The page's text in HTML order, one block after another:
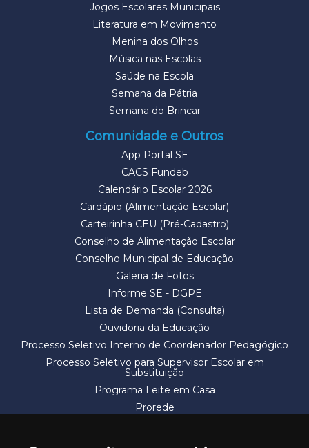
Jogos Escolares Municipais
Literatura em Movimento
Menina dos Olhos
Música nas Escolas
Saúde na Escola
Semana da Pátria
Semana do Brincar
Comunidade e Outros
App Portal SE
CACS Fundeb
Calendário Escolar 2026
Cardápio (Alimentação Escolar)
Carteirinha CEU (Pré-Cadastro)
Conselho de Alimentação Escolar
Conselho Municipal de Educação
Galeria de Fotos
Informe SE - DGPE
Lista de Demanda (Consulta)
Ouvidoria da Educação
Processo Seletivo Interno de Coordenador Pedagógico
Processo Seletivo para Supervisor Escolar em
Substituição
Programa Leite em Casa
Prorede